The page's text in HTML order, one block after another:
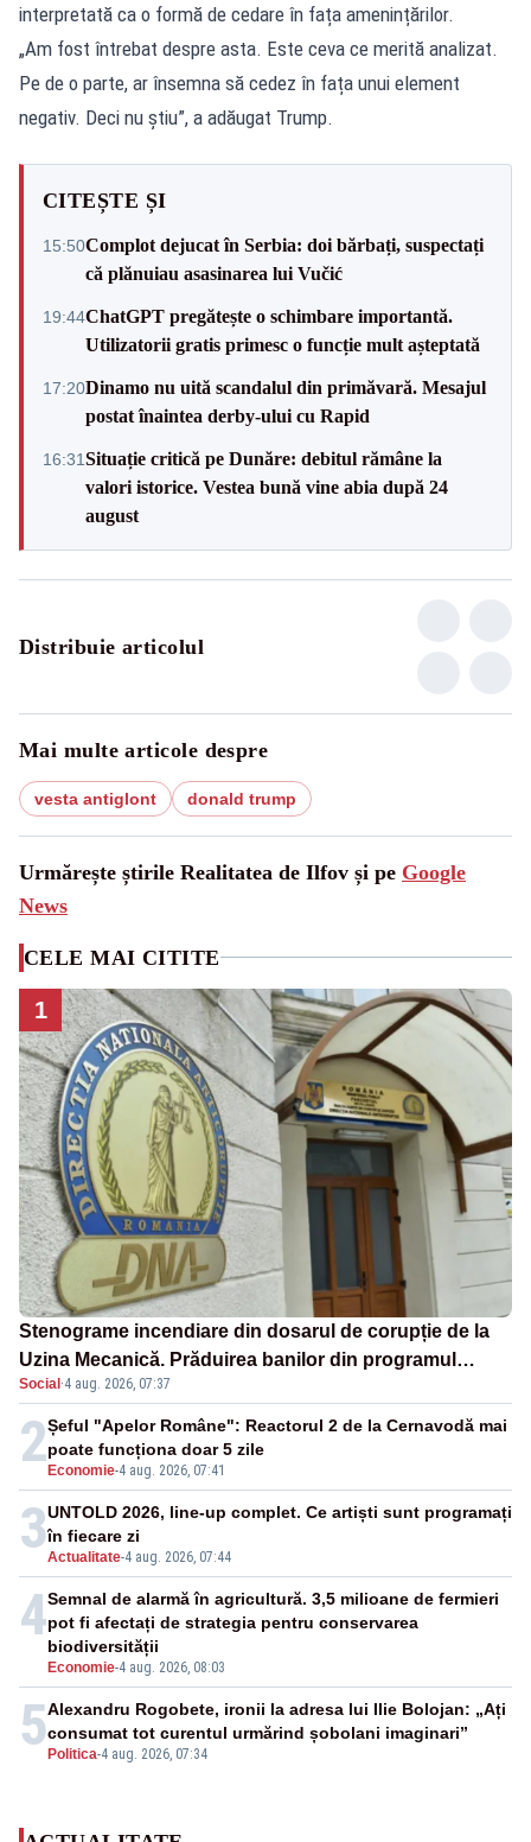
interpretată ca o formă de cedare în fața amenințărilor.
„Am fost întrebat despre asta. Este ceva ce merită analizat.
Pe de o parte, ar însemna să cedez în fața unui element
negativ. Deci nu știu”, a adăugat Trump.
CITEȘTE ȘI
15:50Complot dejucat în Serbia: doi bărbați, suspectați
că plănuiau asasinarea lui Vučić
19:44ChatGPT pregătește o schimbare importantă.
Utilizatorii gratis primesc o funcție mult așteptată
17:20Dinamo nu uită scandalul din primăvară. Mesajul
postat înaintea derby-ului cu Rapid
16:31Situație critică pe Dunăre: debitul rămâne la
valori istorice. Vestea bună vine abia după 24
august
Distribuie articolul
Mai multe articole despre
vesta antiglont donald trump
Urmărește știrile Realitatea de Ilfov și pe Google
News
CELE MAI CITITE
1
Stenograme incendiare din dosarul de corupție de la
Uzina Mecanică. Prăduirea banilor din programul
SAFE, interceptată de DNA
Social ·4 aug. 2026, 07:37
2 Economie-4 aug. 2026, 07:41
Șeful "Apelor Române": Reactorul 2 de la Cernavodă mai
poate funcționa doar 5 zile
3Actualitate-4 aug. 2026, 07:44
UNTOLD 2026, line-up complet. Ce artiști sunt programați
în fiecare zi
4
Economie-4 aug. 2026, 08:03
Semnal de alarmă în agricultură. 3,5 milioane de fermieri
pot fi afectați de strategia pentru conservarea
biodiversității
5 Politica-4 aug. 2026, 07:34
Alexandru Rogobete, ironii la adresa lui Ilie Bolojan: „Ați
consumat tot curentul urmărind șobolani imaginari”